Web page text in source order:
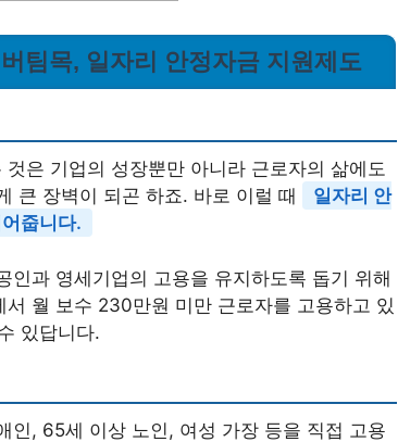
팀목, 일자리 안정자금 지원제도
은 기업의 성장뿐만 아니라 근로자의 삶에도
큰 장벽이 되곤 하죠. 바로 이럴 때
일자리 안
줍니다.
과 영세기업의 고용을 유지하도록 돕기 위해
월 보수 230만원 미만 근로자를 고용하고 있
있답니다.
인, 65세 이상 노인, 여성 가장 등을 직접 고용